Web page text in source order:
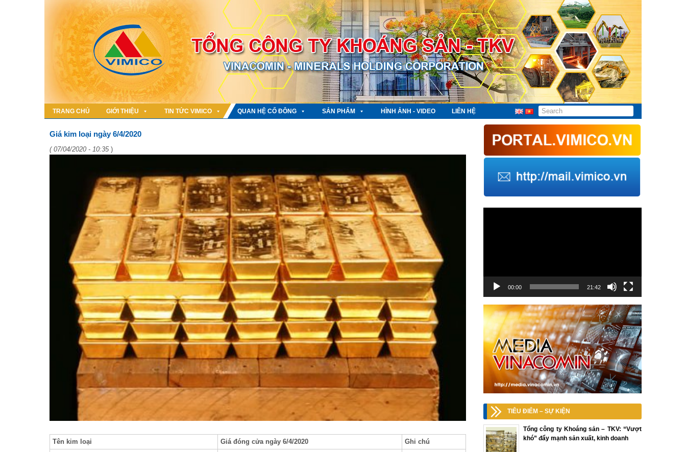
TRANG CHỦ GIỚI THIỆU TIN TỨC VIMICO QUAN HỆ CỔ ĐÔNG SẢN PHẨM HÌNH ẢNH - VIDEO LIÊN HỆ
Giá kim loại ngày 6/4/2020
( 07/04/2020 - 10:35)
Tên kim loại Giá đóng cửa ngày 6/4/2020
Ghi chú
00:00 21:42
TIÊU ĐIỂM – SỰ KIỆN
Tổng công ty Khoáng sản – TKV: “Vượt
khó” đẩy mạnh sản xuất, kinh doanh